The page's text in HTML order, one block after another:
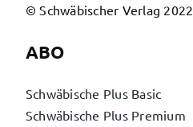
© Schwäbischer Verlag 2022
ABO
Schwäbische Plus Basic
Schwäbische Plus Premium